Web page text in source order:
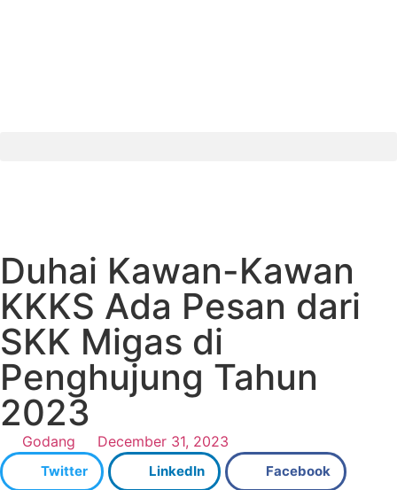
Duhai Kawan-Kawan
KKKS Ada Pesan dari
SKK Migas di
Penghujung Tahun
2023
Godang December 31, 2023
Twitter LinkedIn Facebook